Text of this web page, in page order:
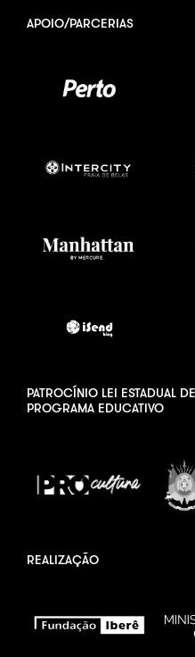
APOIO/PARCERIAS
PATROCÍNIO LEI ESTADUAL
PROGRAMA EDUCATIVO
REALIZAÇÃO